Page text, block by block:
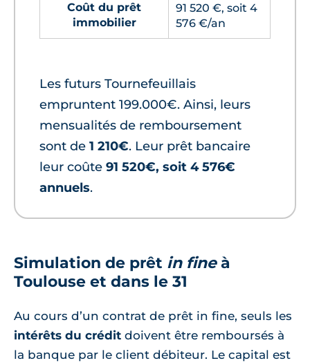
Coût du prêt
immobilier
91 520 €, soit 4
576 €/an
Les futurs Tournefeuillais
empruntent 199.000€. Ainsi, leurs
mensualités de remboursement
sont de 1 210€. Leur prêt bancaire
leur coûte 91 520€, soit 4 576€
annuels.
Simulation de prêt in fineà
Toulouse et dans le 31
Au cours d’un contrat de prêt in fine, seuls les
intérêts du crédit doivent être remboursés à
la banque par le client débiteur. Le capital est